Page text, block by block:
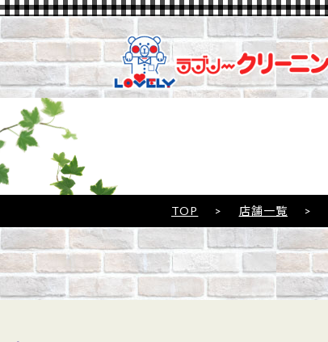
TOP > 店舗一覧 >